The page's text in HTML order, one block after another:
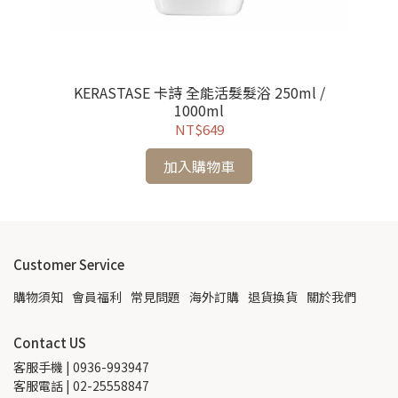
KERASTASE 卡詩 全能活髮髮浴 250ml /
1000ml
NT$649
加入購物車
Customer Service
購物須知 會員福利 常見問題 海外訂購 退貨換貨 關於我們
Contact US
客服手機 | 0936-993947
客服電話 | 02-25558847